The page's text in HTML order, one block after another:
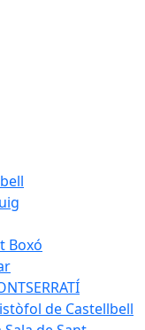
Boxó
de Castellbell